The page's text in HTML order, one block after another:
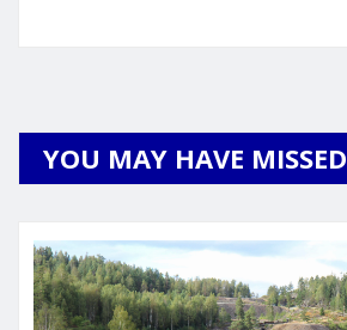
YOU MAY HAVE MISSED